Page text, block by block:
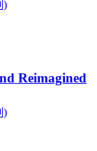
)
Reimagined
)